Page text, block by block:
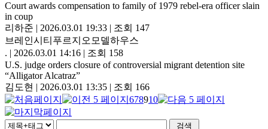
Court awards compensation to family of 1979 rebel-era officer slain
in coup
리하준 | 2026.03.01 19:33 | 조회 147
브레인시티푸르지오모델하우스
. | 2026.03.01 14:16 | 조회 158
U.S. judge orders closure of controversial migrant detention site
“Alligator Alcatraz”
김도현 | 2026.03.01 13:35 | 조회 166
678910